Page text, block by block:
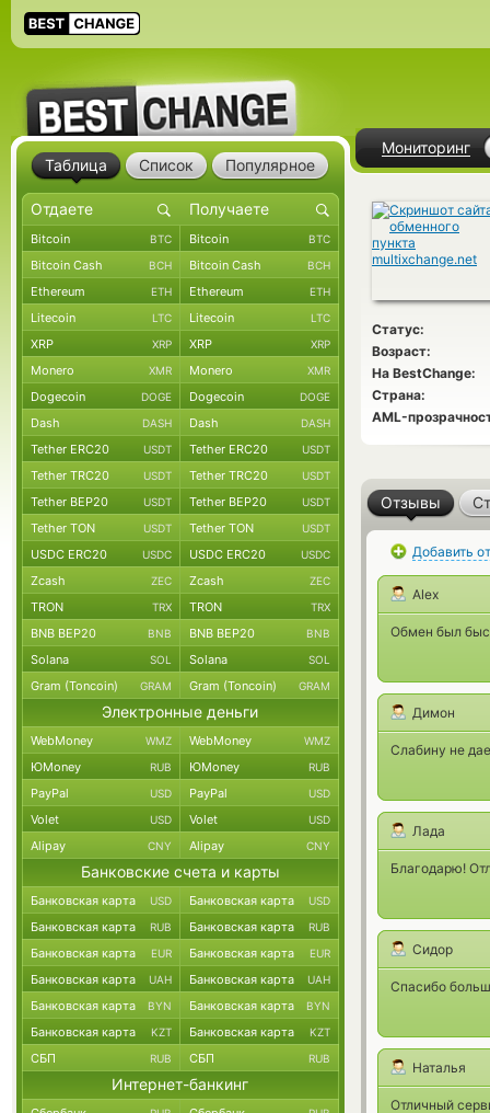
Мониторинг
Статус:
Возраст:
На BestChange:
Страна:
AML-
Отзывы
Добавить
Alex
Обмен был
Димон
Слабину не
Лада
Благодарю!
Сидор
Спасибо
Наталья
Отличный
Таблица Список Популярное
Bitcoin BTC Bitcoin BTC
Bitcoin Cash BCH Bitcoin Cash BCH
Ethereum ETH Ethereum ETH
Litecoin LTC Litecoin LTC
XRP XRP XRP XRP
Monero XMR Monero XMR
Dogecoin DOGE Dogecoin DOGE
Dash DASH Dash DASH
Tether ERC20 USDT Tether ERC20 USDT
Tether TRC20 USDT Tether TRC20 USDT
Tether BEP20 USDT Tether BEP20 USDT
Tether TON USDT Tether TON USDT
USDC ERC20 USDC USDC ERC20 USDC
Zcash ZEC Zcash ZEC
TRON TRX TRON TRX
BNB BEP20 BNB BNB BEP20 BNB
Solana SOL Solana SOL
Gram (Toncoin) GRAM Gram (Toncoin) GRAM
Электронные деньги
WebMoney WMZ WebMoney WMZ
ЮMoney RUB ЮMoney RUB
PayPal USD PayPal USD
Volet USD Volet USD
Alipay CNY Alipay CNY
Банковские счета и карты
Банковская карта USD Банковская карта USD
Банковская карта RUB Банковская карта RUB
Банковская карта EUR Банковская карта EUR
Банковская карта UAH Банковская карта UAH
Банковская карта BYN Банковская карта BYN
Банковская карта KZT Банковская карта KZT
СБП RUB СБП RUB
Интернет-банкинг